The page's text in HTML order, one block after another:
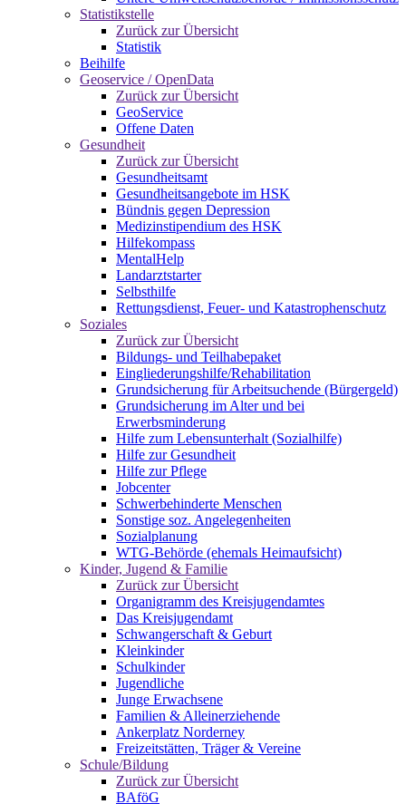
Statistikstelle
Zurück zur Übersicht
Statistik
Beihilfe
Geoservice / OpenData
Zurück zur Übersicht
GeoService
Offene Daten
Gesundheit
Zurück zur Übersicht
Gesundheitsamt
Gesundheitsangebote im HSK
Bündnis gegen Depression
Medizinstipendium des HSK
Hilfekompass
MentalHelp
Landarztstarter
Selbsthilfe
Rettungsdienst, Feuer- und Katastrophenschutz
Soziales
Zurück zur Übersicht
Bildungs- und Teilhabepaket
Eingliederungshilfe/Rehabilitation
Grundsicherung für Arbeitsuchende (Bürgergeld)
Grundsicherung im Alter und bei
Erwerbsminderung
Hilfe zum Lebensunterhalt (Sozialhilfe)
Hilfe zur Gesundheit
Hilfe zur Pflege
Jobcenter
Schwerbehinderte Menschen
Sonstige soz. Angelegenheiten
Sozialplanung
WTG-Behörde (ehemals Heimaufsicht)
Kinder, Jugend & Familie
Zurück zur Übersicht
Organigramm des Kreisjugendamtes
Das Kreisjugendamt
Schwangerschaft & Geburt
Kleinkinder
Schulkinder
Jugendliche
Junge Erwachsene
Familien & Alleinerziehende
Ankerplatz Norderney
Freizeitstätten, Träger & Vereine
Schule/Bildung
Zurück zur Übersicht
BAföG